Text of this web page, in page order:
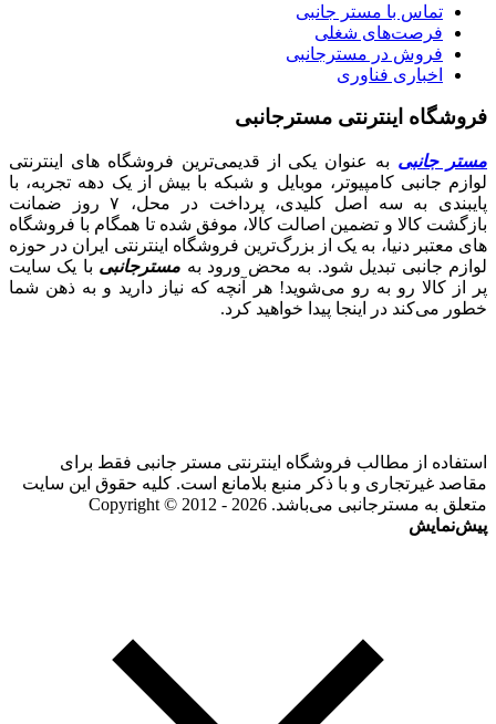
تماس با مستر جانبی
فرصت‌های شغلی
فروش در مسترجانبی
اخباری فناوری
فروشگاه اینترنتی مسترجانبی
مستر جانبی به عنوان یکی از قدیمی‌ترین فروشگاه های اینترنتی
لوازم جانبی کامپیوتر، موبایل و شبکه با بیش از یک دهه تجربه، با
پایبندی به سه اصل کلیدی، پرداخت در محل، ۷ روز ضمانت
بازگشت کالا و تضمین اصالت کالا، موفق شده تا همگام با فروشگاه‌
های معتبر دنیا، به یک از بزرگ‌ترین فروشگاه اینترنتی ایران در حوزه
لوازم جانبی تبدیل شود. به محض ورود به مسترجانبی با یک سایت
پر از کالا رو به رو می‌شوید! هر آنچه که نیاز دارید و به ذهن شما
خطور می‌کند در اینجا پیدا خواهید کرد.
استفاده از مطالب فروشگاه اینترنتی مستر جانبی فقط برای
مقاصد غیرتجاری و با ذکر منبع بلامانع است. کلیه حقوق این سایت
متعلق به مسترجانبی می‌باشد. Copyright © 2012 - 2026
پیش‌نمایش